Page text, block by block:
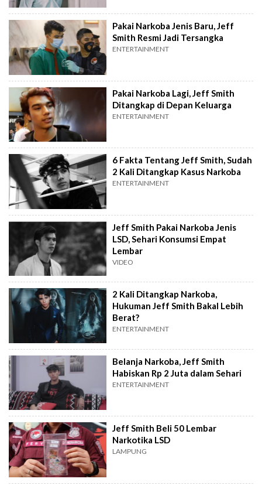
Pakai Narkoba Jenis Baru, Jeff
Smith Resmi Jadi Tersangka
ENTERTAINMENT
Pakai Narkoba Lagi, Jeff Smith
Ditangkap di Depan Keluarga
ENTERTAINMENT
6 Fakta Tentang Jeff Smith, Sudah
2 Kali Ditangkap Kasus Narkoba
ENTERTAINMENT
Jeff Smith Pakai Narkoba Jenis
LSD, Sehari Konsumsi Empat
Lembar
VIDEO
2 Kali Ditangkap Narkoba,
Hukuman Jeff Smith Bakal Lebih
Berat?
ENTERTAINMENT
Belanja Narkoba, Jeff Smith
Habiskan Rp 2 Juta dalam Sehari
ENTERTAINMENT
Jeff Smith Beli 50 Lembar
Narkotika LSD
LAMPUNG